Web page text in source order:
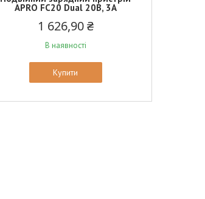
APRO FC20 Dual 20В, 3А
1 626,90 ₴
В наявності
Купити